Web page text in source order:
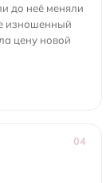
до неё меняли
изношенный
цену новой
04